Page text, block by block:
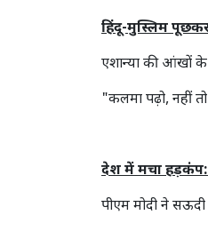
हिंदू-मुस्लिम
एशान्या की आंखों के
"कलमा पढ़ो, नहीं
देश में मचा हड़कंप:
पीएम मोदी ने